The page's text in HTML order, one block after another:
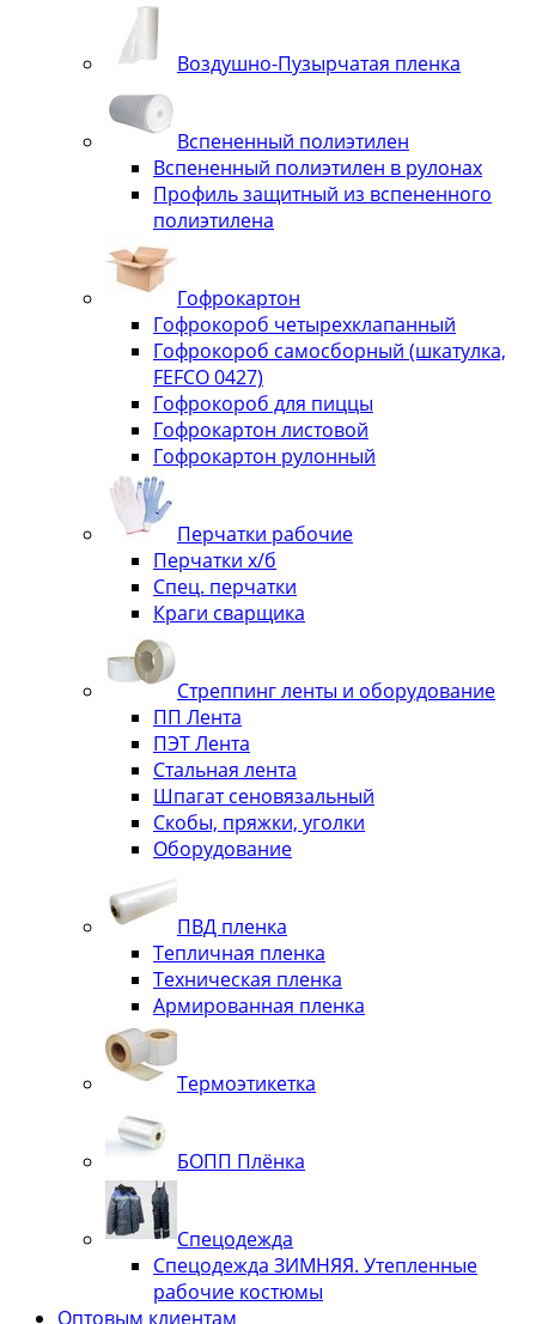
Воздушно-Пузырчатая пленка
Вспененный полиэтилен
Вспененный полиэтилен в рулонах
Профиль защитный из вспененного
полиэтилена
Гофрокартон
Гофрокороб четырехклапанный
Гофрокороб самосборный (шкатулка,
FEFCO 0427)
Гофрокороб для пиццы
Гофрокартон листовой
Гофрокартон рулонный
Перчатки рабочие
Перчатки х/б
Спец. перчатки
Краги сварщика
Стреппинг ленты и оборудование
ПП Лента
ПЭТ Лента
Стальная лента
Шпагат сеновязальный
Скобы, пряжки, уголки
Оборудование
ПВД пленка
Тепличная пленка
Техническая пленка
Армированная пленка
Термоэтикетка
БОПП Плёнка
Спецодежда
Спецодежда ЗИМНЯЯ. Утепленные
рабочие костюмы
Оптовым клиентам